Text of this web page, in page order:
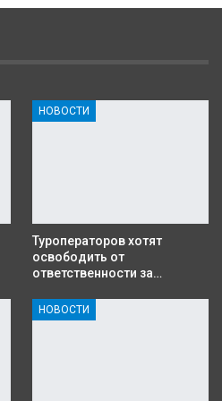
НОВОСТИ
Туроператоров хотят
освободить от
ответственности за…
НОВОСТИ